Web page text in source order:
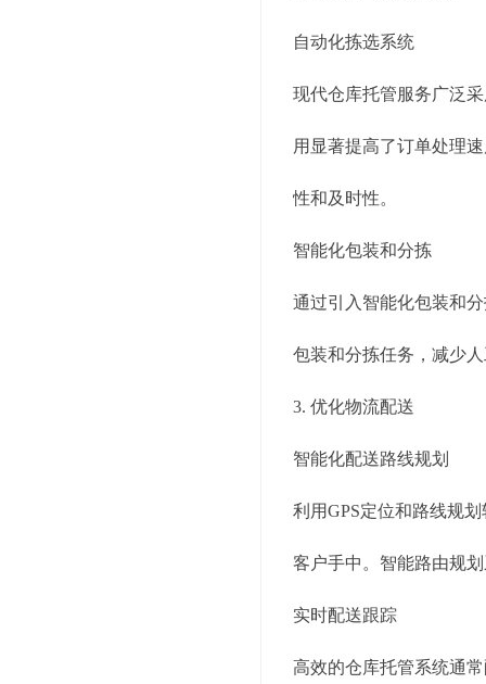
自动化拣选系统
现代仓库托管服务广泛
用显著提高了订单处理
性和及时性。
智能化包装和分拣
通过引入智能化包装和
包装和分拣任务，减少
3. 优化物流配送
智能化配送路线规划
利用GPS定位和路线规
客户手中。智能路由规
实时配送跟踪
高效的仓库托管系统通